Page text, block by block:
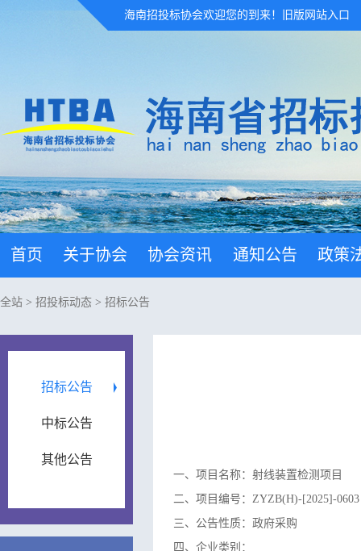
海南招投标协会欢迎您的到来！ 旧版网站入口
首页 关于协会 协会资讯 通知公告 政策
全站 > 招投标动态 > 招标公告
招标公告
中标公告
其他公告
一、项目名称：射线装置检测项目
二、项目编号：ZYZB(H)-[2025]-0603
三、公告性质：政府采购
四、企业类别：